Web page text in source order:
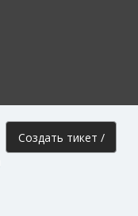
Создать тикет /